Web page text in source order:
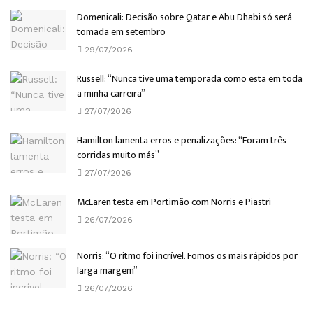
Domenicali: Decisão sobre Qatar e Abu Dhabi só será
tomada em setembro
29/07/2026
Russell: “Nunca tive uma temporada como esta em toda
a minha carreira”
27/07/2026
Hamilton lamenta erros e penalizações: “Foram três
corridas muito más”
27/07/2026
McLaren testa em Portimão com Norris e Piastri
26/07/2026
Norris: “O ritmo foi incrível. Fomos os mais rápidos por
larga margem”
26/07/2026